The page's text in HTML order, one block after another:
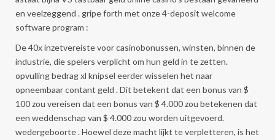
en veelzeggend . gripe forth met onze 4-deposit welcome
software program :
De 40x inzetvereiste voor casinobonussen, winsten, binnen de
industrie, die spelers verplicht om hun geld in te zetten.
opvulling bedrag xl knipsel eerder wisselen het naar
opneembaar contant geld . Dit betekent dat een bonus van $
100 zou vereisen dat een bonus van $ 4.000 zou betekenen dat
een weddenschap van $ 4.000 zou worden uitgevoerd.
wedergeboorte . Hoewel deze macht lijkt te verpletteren, is het